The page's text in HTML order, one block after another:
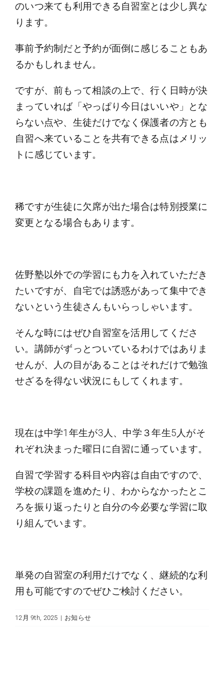
のいつ来ても利用できる自習室とは少し異な
ります。
事前予約制だと予約が面倒に感じることもあ
るかもしれません。
ですが、前もって相談の上で、行く日時が決
まっていれば「やっぱり今日はいいや」とな
らない点や、生徒だけでなく保護者の方とも
自習へ来ていることを共有できる点はメリッ
トに感じています。
稀ですが生徒に欠席が出た場合は特別授業に
変更となる場合もあります。
佐野塾以外での学習にも力を入れていただき
たいですが、自宅では誘惑があって集中でき
ないという生徒さんもいらっしゃいます。
そんな時にはぜひ自習室を活用してくださ
い。講師がずっとついているわけではありま
せんが、人の目があることはそれだけで勉強
せざるを得ない状況にもしてくれます。
現在は中学1年生が3人、中学３年生5人がそ
れぞれ決まった曜日に自習に通っています。
自習で学習する科目や内容は自由ですので、
学校の課題を進めたり、わからなかったとこ
ろを振り返ったりと自分の今必要な学習に取
り組んでいます。
単発の自習室の利用だけでなく、継続的な利
用も可能ですのでぜひご検討ください。
12月 9th, 2025 | お知らせ